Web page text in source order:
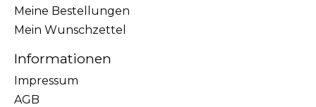
Meine Bestellungen
Mein Wunschzettel
Informationen
Impressum
AGB